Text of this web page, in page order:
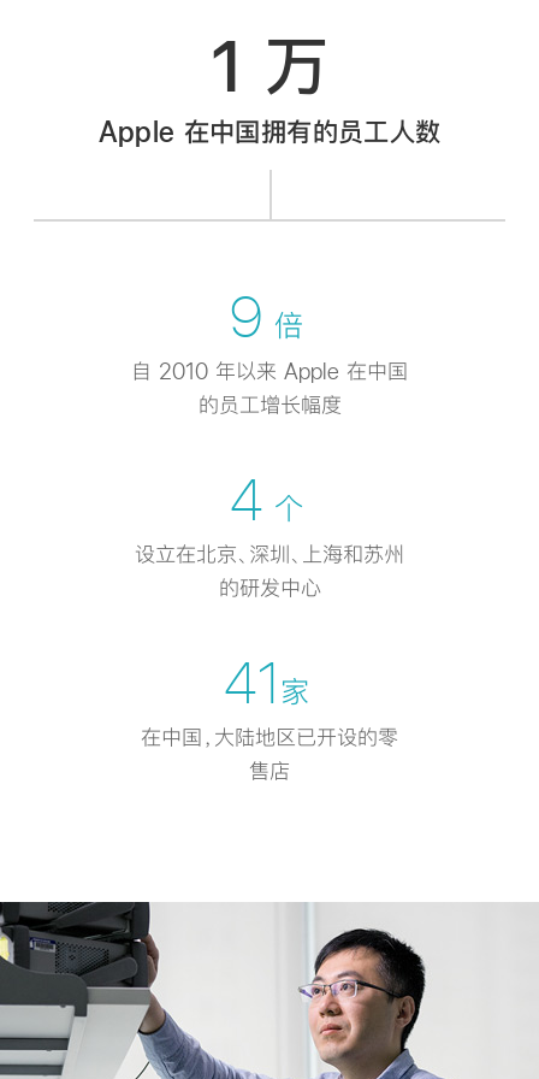
1 万
Apple 在中国拥有的员工 人数
9 倍
自 2010 年以来 Apple 在中国
的员工增长幅度
4 个
设立在北京、深圳、上海和苏州
的研发中心
41 家
在中国，大陆地区已开设的零
售店